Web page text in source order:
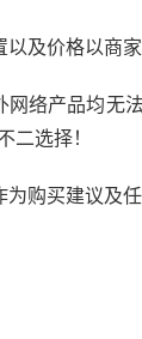
以及价格以商
网络产品均无
二选择！
为购买建议及